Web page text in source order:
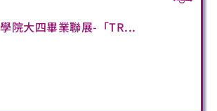
院大四畢業聯展-「TR...